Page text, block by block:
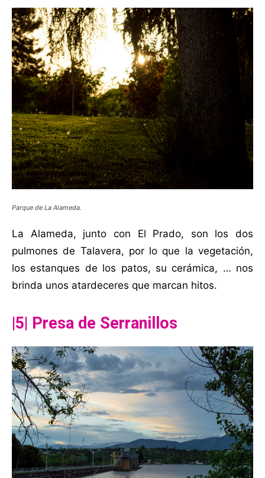
Parque de La Alameda.
La Alameda, junto con El Prado, son los dos
pulmones de Talavera, por lo que la vegetación,
los estanques de los patos, su cerámica, … nos
brinda unos atardeceres que marcan hitos.
|5| Presa de Serranillos